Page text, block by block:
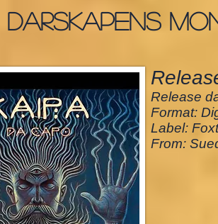
darskapens
Release
Format:
Label:
From: